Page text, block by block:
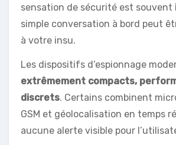
sensation de sécurité est souvent
simple conversation à bord peut
à votre insu.
Les dispositifs d’espionnage
extrêmement compacts,
discrets. Certains combinent
GSM et géolocalisation en temps
aucune alerte visible pour